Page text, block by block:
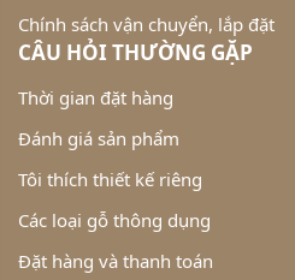
Chính sách vận chuyển, lắp đặt
CÂU HỎI THƯỜNG GẶP
Thời gian đặt hàng
Đánh giá sản phẩm
Tôi thích thiết kế riêng
Các loại gỗ thông dụng
Đặt hàng và thanh toán